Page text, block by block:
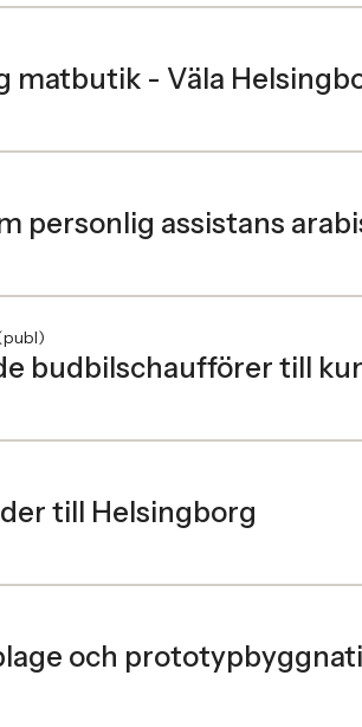
matbutik - Väla
personlig assistans
budbilschaufförer till
till Helsingborg
och